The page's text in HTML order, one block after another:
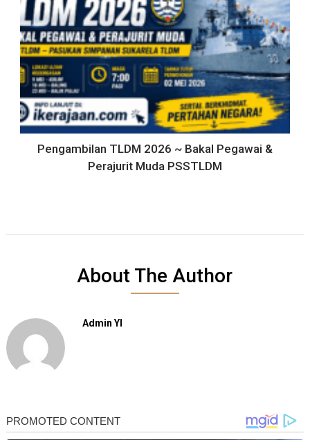
Pengambilan TLDM 2026 ~ Bakal Pegawai &
Perajurit Muda PSSTLDM
About The Author
Admin YI